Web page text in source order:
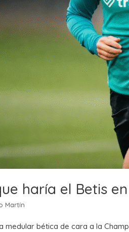
haría el Betis
Martín
medular bética de cara a la